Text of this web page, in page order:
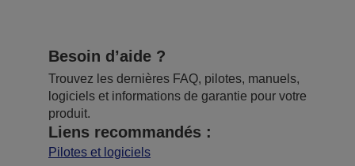
Besoin d’aide ?
Trouvez les dernières FAQ, pilotes, manuels,
logiciels et informations de garantie pour votre
produit.
Liens recommandés :
Pilotes et logiciels